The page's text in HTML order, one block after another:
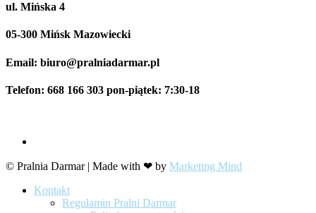
ul. Mińska 4
05-300 Mińsk Mazowiecki
Email: biuro@pralniadarmar.pl
Telefon: 668 166 303 pon-piątek: 7:30-18
© Pralnia Darmar | Made with ❤ by Marketing Mind
Kontakt
Regulamin Pralni Darmar